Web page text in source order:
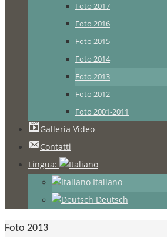
Foto 2017
Foto 2016
Foto 2015
Foto 2014
Foto 2013
Foto 2012
Foto 2001-2011
Galleria Video
Contatti
Lingua:
Italiano
Deutsch
Home
Foto 2013